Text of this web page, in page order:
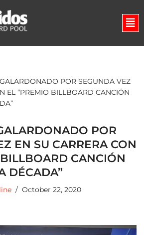
POR SEGUNDA VEZ
EL “PREMIO BILLBOARD CANCIÓN
POR
EN SU CARRERA CON
CANCIÓN
DÉCADA”
October 22, 2020